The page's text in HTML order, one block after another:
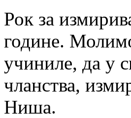
Рок за
године.
учиниле, да у
чланства,
Ниша.